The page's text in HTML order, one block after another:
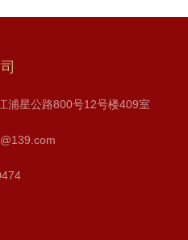
浦星公路800号12号楼409室